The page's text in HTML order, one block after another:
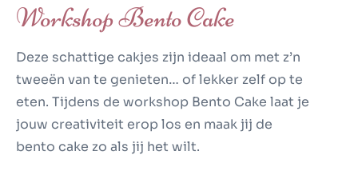
Workshop Bento Cake
Deze schattige cakjes zijn ideaal om met z’n
tweeën van te genieten… of lekker zelf op te
eten. Tijdens de workshop Bento Cake laat je
jouw creativiteit erop los en maak jij de
bento cake zo als jij het wilt.